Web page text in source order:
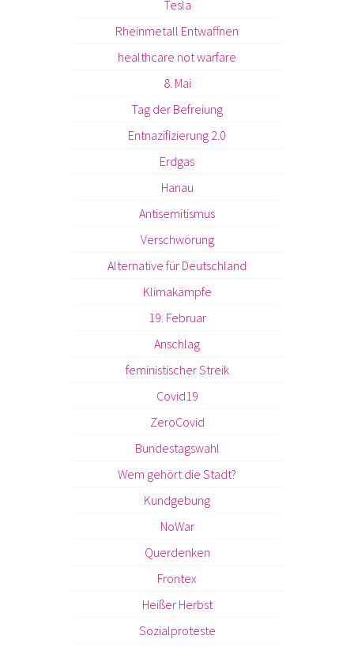
Tesla
Rheinmetall Entwaffnen
healthcare not warfare
8. Mai
Tag der Befreiung
Entnazifizierung 2.0
Erdgas
Hanau
Antisemitismus
Verschwörung
Alternative für Deutschland
Klimakämpfe
19. Februar
Anschlag
feministischer Streik
Covid19
ZeroCovid
Bundestagswahl
Wem gehört die Stadt?
Kundgebung
NoWar
Querdenken
Frontex
Heißer Herbst
Sozialproteste